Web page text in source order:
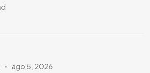
ago 5, 2026